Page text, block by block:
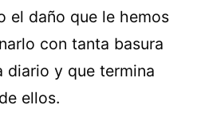
el daño que le hemos
con tanta basura
diario y que termina
ellos.